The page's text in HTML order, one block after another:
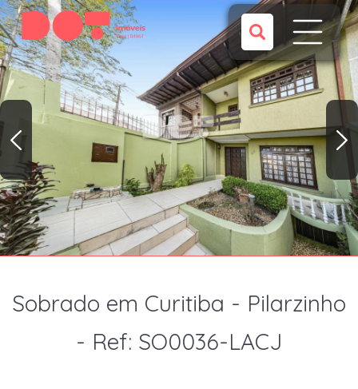
Sobrado em Curitiba - Pilarzinho
- Ref: SO0036-LACJ